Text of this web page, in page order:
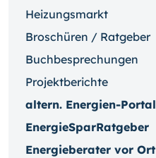
Heizungsmarkt
Broschüren / Ratgeber
Buchbesprechungen
Projektberichte
altern. Energien-Portal
EnergieSparRatgeber
Energieberater vor Ort